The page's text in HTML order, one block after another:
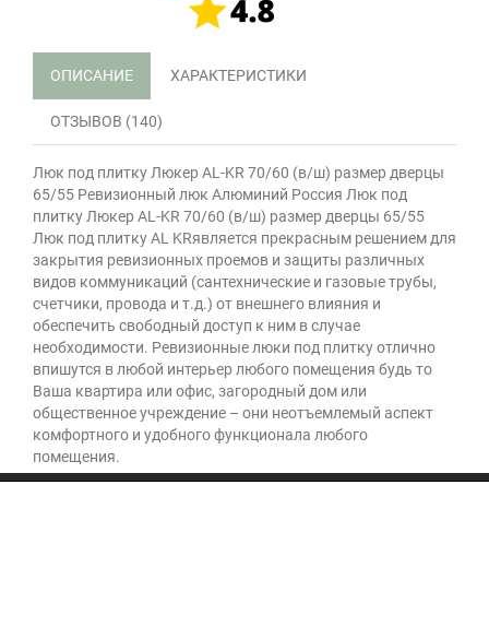
ОПИСАНИЕ ХАРАКТЕРИСТИКИ
ОТЗЫВОВ (140)
Люк под плитку Люкер AL-KR 70/60 (в/ш) размер дверцы
65/55 Ревизионный люк Алюминий Россия Люк под
плитку Люкер AL-KR 70/60 (в/ш) размер дверцы 65/55
Люк под плитку AL KRявляется прекрасным решением для
закрытия ревизионных проемов и защиты различных
видов коммуникаций (сантехнические и газовые трубы,
счетчики, провода и т.д.) от внешнего влияния и
обеспечить свободный доступ к ним в случае
необходимости. Ревизионные люки под плитку отлично
впишутся в любой интерьер любого помещения будь то
Ваша квартира или офис, загородный дом или
общественное учреждение – они неотъемлемый аспект
комфортного и удобного функционала любого
помещения.